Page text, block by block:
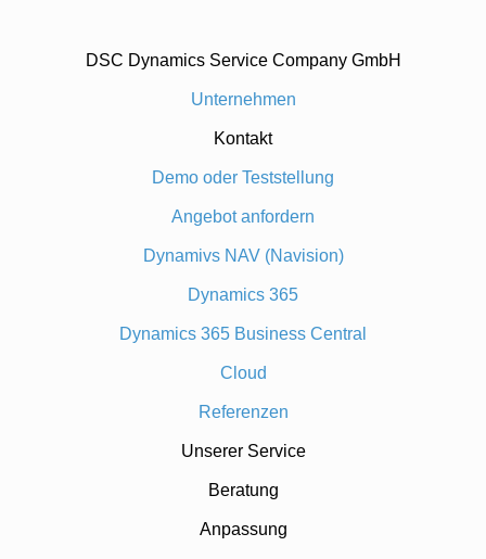
DSC Dynamics Service Company GmbH
Unternehmen
Kontakt
Demo oder Teststellung
Angebot anfordern
Dynamivs NAV (Navision)
Dynamics 365
Dynamics 365 Business Central
Cloud
Referenzen
Unserer Service
Beratung
Anpassung